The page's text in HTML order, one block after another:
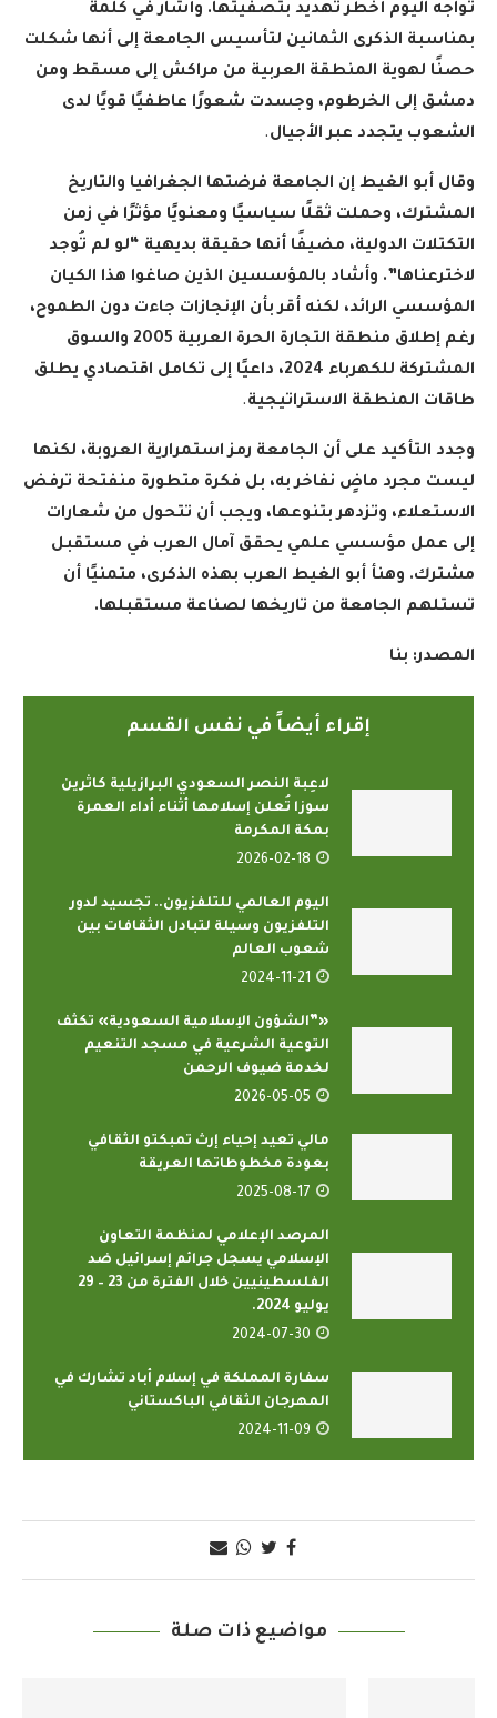
تواجه اليوم أخطر تهديد بتصفيتها. وأشار في كلمة
بمناسبة الذكرى الثمانين لتأسيس الجامعة إلى أنها شكلت
حصنًا لهوية المنطقة العربية من مراكش إلى مسقط ومن
دمشق إلى الخرطوم، وجسدت شعورًا عاطفيًا قويًا لدى
الشعوب يتجدد عبر الأجيال.
وقال أبو الغيط إن الجامعة فرضتها الجغرافيا والتاريخ
المشترك، وحملت ثقلًا سياسيًا ومعنويًا مؤثرًا في زمن
التكتلات الدولية، مضيفًا أنها حقيقة بديهية “لو لم تُوجد
لاخترعناها”. وأشاد بالمؤسسين الذين صاغوا هذا الكيان
المؤسسي الرائد، لكنه أقر بأن الإنجازات جاءت دون الطموح،
رغم إطلاق منطقة التجارة الحرة العربية 2005 والسوق
المشتركة للكهرباء 2024، داعيًا إلى تكامل اقتصادي يطلق
طاقات المنطقة الاستراتيجية.
وجدد التأكيد على أن الجامعة رمز استمرارية العروبة، لكنها
ليست مجرد ماضٍ نفاخر به، بل فكرة متطورة منفتحة ترفض
الاستعلاء، وتزدهر بتنوعها، ويجب أن تتحول من شعارات
إلى عمل مؤسسي علمي يحقق آمال العرب في مستقبل
مشترك. وهنأ أبو الغيط العرب بهذه الذكرى، متمنيًا أن
تستلهم الجامعة من تاريخها لصناعة مستقبلها.
المصدر: بنا
إقراء أيضاً في نفس القسم
لاعِبة النصر السعودي البرازيلية كاثرين
سوزا تُعلن إسلامها أثناء أداء العمرة
بمكة المكرمة
2026-02-18
اليوم العالمي للتلفزيون.. تجسيد لدور
التلفزيون وسيلة لتبادل الثقافات بين
شعوب العالم
2024-11-21
«”الشؤون الإسلامية السعودية» تكثف
التوعية الشرعية في مسجد التنعيم
لخدمة ضيوف الرحمن
2026-05-05
مالي تعيد إحياء إرث تمبكتو الثقافي
بعودة مخطوطاتها العريقة
2025-08-17
المرصد الإعلامي لمنظمة التعاون
الإسلامي يسجل جرائم إسرائيل ضد
الفلسطينيين خلال الفترة من 23 – 29
يوليو 2024.
2024-07-30
سفارة المملكة في إسلام أباد تشارك في
المهرجان الثقافي الباكستاني
2024-11-09
مواضيع ذات صلة